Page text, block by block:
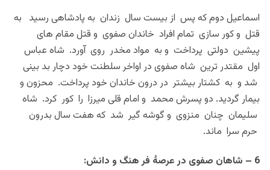
اسماعیل دوم که پس از بیست سال زندان به پادشاهی رسید به
قتل و کور سازی تمام افراد خاندان صفوی و قتل مقام های
پیشین دولتی پرداخت و به مواد مخدر روی آورد. شاه عباس
اول مقتدر ترین شاه صفوی در اواخر سلطنت خود دچار بد بینی
شد و به کشتار بیشتر در درون خاندان خود پرداخت. محزون و
بیمار گردید. دو پسرش محمد و امام قلی میرزا را کور کرد. شاه
سلیمان چنان منزوی و گوشه گیر شد که هفت سال بدرون
حرم سرا ماند.
6 – شاهان صفوی در عرصۀ فر هنگ و دانش: